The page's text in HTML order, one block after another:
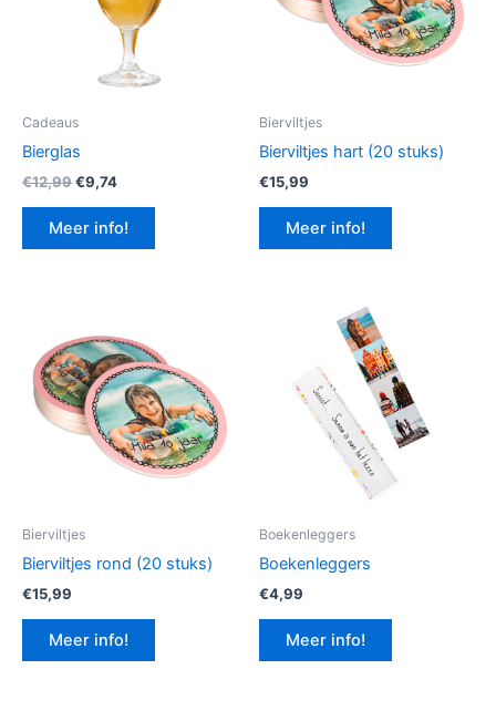
Cadeaus
Bierglas
€12,99Oorspronkelijke
was:
€12,99.
€9,74Huidige
is:
€9,74.
Meer info!
Bierviltjes
Bierviltjes hart (20 stuks)
€15,99
Meer info!
Bierviltjes
Bierviltjes rond (20 stuks)
€15,99
Meer info!
Boekenleggers
Boekenleggers
€4,99
Meer info!